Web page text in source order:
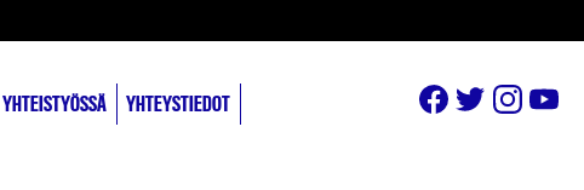
YHTEISTYÖSSÄ
YHTEYSTIEDOT